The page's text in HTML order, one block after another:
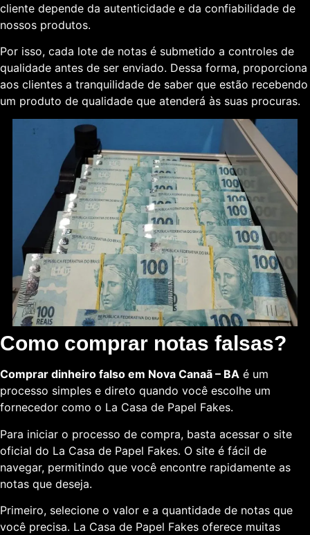
cliente depende da autenticidade e da confiabilidade de
nossos produtos.
Por isso, cada lote de notas é submetido a controles de
qualidade antes de ser enviado. Dessa forma, proporciona
aos clientes a tranquilidade de saber que estão recebendo
um produto de qualidade que atenderá às suas procuras.
Como comprar notas falsas?
Comprar dinheiro falso em Nova Canaã – BA é um
processo simples e direto quando você escolhe um
fornecedor como o La Casa de Papel Fakes.
Para iniciar o processo de compra, basta acessar o site
oficial do La Casa de Papel Fakes. O site é fácil de
navegar, permitindo que você encontre rapidamente as
notas que deseja.
Primeiro, selecione o valor e a quantidade de notas que
você precisa. La Casa de Papel Fakes oferece muitas